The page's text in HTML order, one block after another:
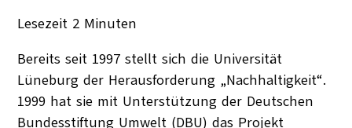
Lesezeit 2 Minuten
Bereits seit 1997 stellt sich die Universität
Lüneburg der Herausforderung „Nachhaltigkeit“.
1999 hat sie mit Unterstützung der Deutschen
Bundesstiftung Umwelt (DBU) das Projekt